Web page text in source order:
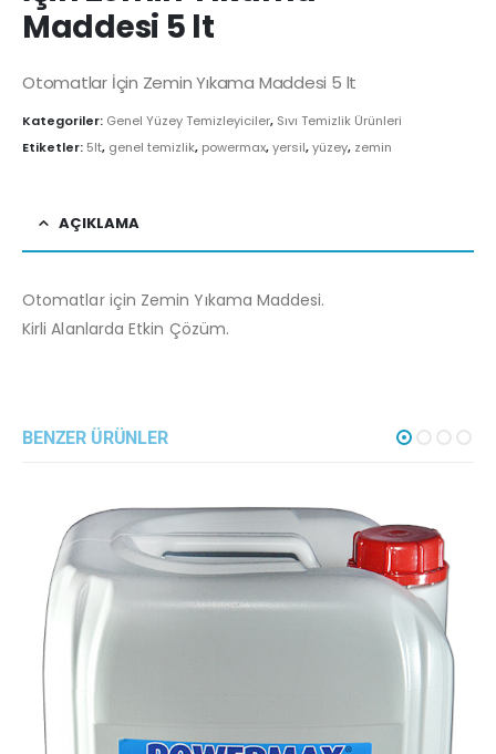
Maddesi 5 lt
Otomatlar İçin Zemin Yıkama Maddesi 5 lt
Kategoriler: Genel Yüzey Temizleyiciler, Sıvı Temizlik Ürünleri
Etiketler: 5lt, genel temizlik, powermax,yersil,yüzey, zemin
AÇIKLAMA
Otomatlar için Zemin Yıkama Maddesi.
Kirli Alanlarda Etkin Çözüm.
BENZER ÜRÜNLER